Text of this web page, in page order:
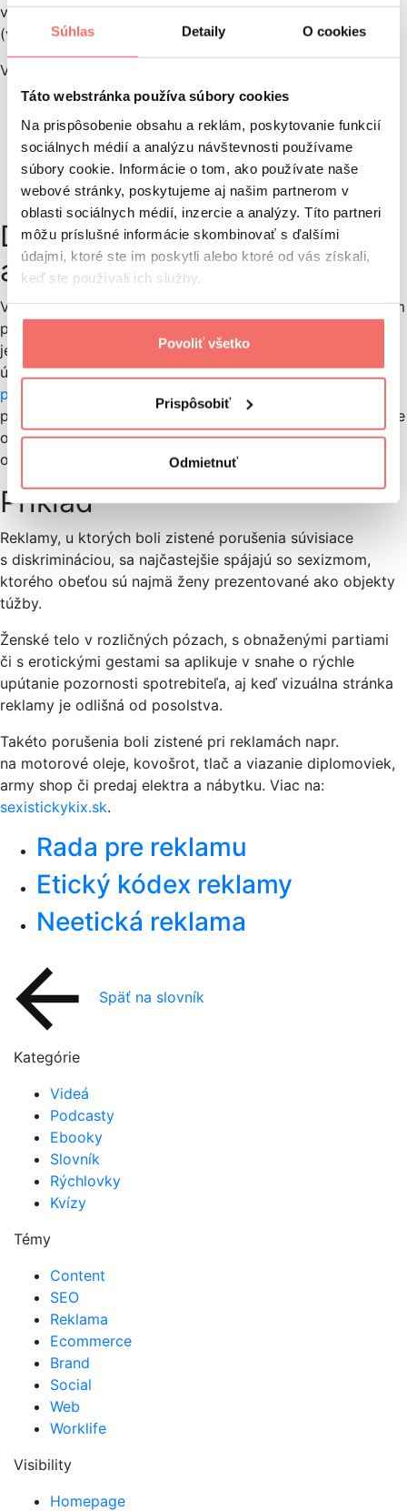
Súhlas Detaily O cookies
Táto webstránka používa súbory cookies
Na prispôsobenie obsahu a reklám, poskytovanie funkcií
sociálnych médií a analýzu návštevnosti používame
súbory cookie. Informácie o tom, ako používate naše
webové stránky, poskytujeme aj našim partnerom v
oblasti sociálnych médií, inzercie a analýzy. Títo partneri
môžu príslušné informácie skombinovať s ďalšími
údajmi, ktoré ste im poskytli alebo ktoré od vás získali,
keď ste používali ich služby.
Povoliť všetko
Prispôsobiť
Odmietnuť
verejného ospravedlnenia či finančného odškodnenia
(v prípade súdneho procesu).
V prípade diskriminácie je možné sa obrátiť na:
Slovenskú obchodnú inšpekciu
Štátnu školskú inšpekciu
Národný inšpektorát práce
Príslušný súd
Slovenské národné stredisko pre ľudské práva
Diskriminácia v médiách
a reklame
V prípade zistenia diskriminácie v reklamnom a mediálnom
prostredí je možné podať podnet
je združením etickej samoregulácie reklamy na našom
území. Okrem toho ajSlovenské národné stredisko
pre ľudské práva
pravidelne monituruje mediálne
prostredie, nakoľko práve médiá a reklama dokážu značne
ovplyvniť postoje a vzorce správania sa rôznych vrstiev
obyvateľstva.
Príklad
Reklamy, u ktorých boli zistené porušenia súvisiace
s diskrimináciou, sa najčastejšie spájajú so sexizmom,
ktorého obeťou sú najmä ženy prezentované ako objekty
túžby.
Ženské telo v rozličných pózach, s obnaženými partiami
či s erotickými gestami sa aplikuje v snahe o rýchle
upútanie pozornosti spotrebiteľa, aj keď vizuálna stránka
reklamy je odlišná od posolstva.
Takéto porušenia boli zistené pri reklamách napr.
na motorové oleje, kovošrot, tlač a viazanie diplomoviek,
army shop či predaj elektra a nábytku. Viac na:
sexistickykix.sk.
Rada pre reklamu
Etický kódex reklamy
Neetická reklama
Späť na slovník
Kategórie
Videá
Podcasty
Ebooky
Slovník
Rýchlovky
Kvízy
Témy
Content
SEO
Reklama
Ecommerce
Brand
Social
Web
Worklife
Visibility
Homepage